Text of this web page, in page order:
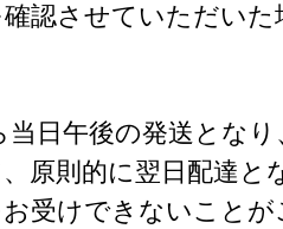
認させていただいた
日午後の発送となり
原則的に翌日配達と
受けできないこと